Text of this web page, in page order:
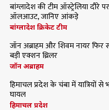
बांग्लादेश की टीम ऑस्ट्रेलिया दौरे
ऑलआउट, जानिए आंकड़े
बांग्लादेश क्रिकेट टीम
जॉन अब्राहम और शिवम नायर फिर
बड़ी एक्शन थ्रिलर
जॉन अब्राहम
हिमाचल प्रदेश के चंबा में यात्रियों
घायल
हिमाचल प्रदेश